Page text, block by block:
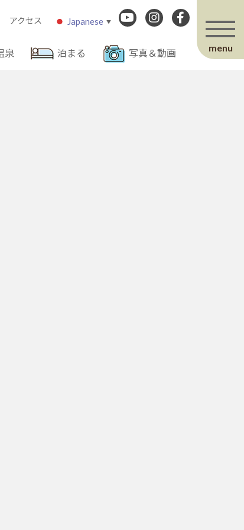
アクセス Japanese ▼
menu
泉 泊まる 写真＆動画